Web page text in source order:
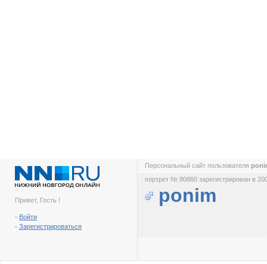
Привет, Гость !
- Войти
- Зарегистрироваться
Персональный сайт пользователя
портрет № 80860 зарегистрирован в
ponim